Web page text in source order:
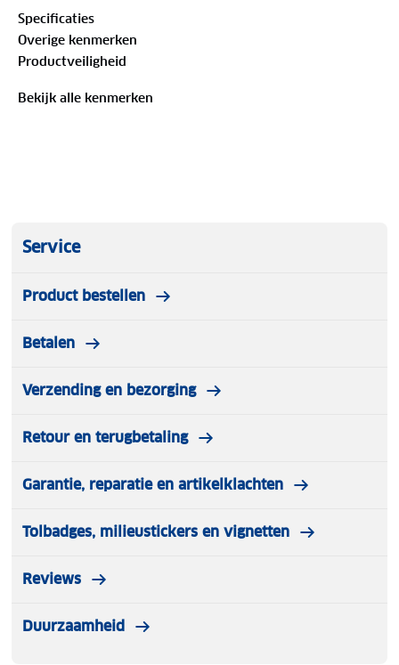
Specificaties
Overige kenmerken
Productveiligheid
Bekijk alle kenmerken
Service
Product bestellen
Betalen
Verzending en bezorging
Retour en terugbetaling
Garantie, reparatie en artikelklachten
Tolbadges, milieustickers en vignetten
Reviews
Duurzaamheid